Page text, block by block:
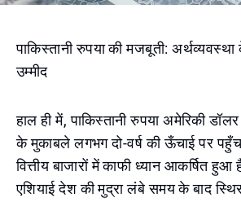
पाकिस्तानी रुपया की मजबूती:
उम्मीद
हाल ही में, पाकिस्तानी रुपया अमेरिकी
के मुकाबले लगभग दो-वर्ष की ऊँचाई पर
वित्तीय बाजारों में काफी ध्यान आकर्षित हुआ
एशियाई देश की मुद्रा लंबे समय के बाद